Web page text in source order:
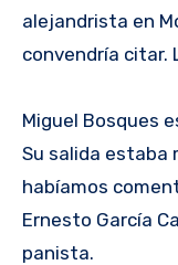
alejandrista en
convendría citar.
Miguel Bosques
Su salida estaba
habíamos
Ernesto García
panista.